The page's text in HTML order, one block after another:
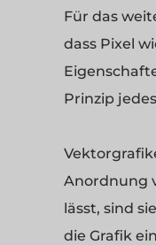
Für das
dass Pixel
Prinzip
Anordnung
lässt, sind
die Grafik